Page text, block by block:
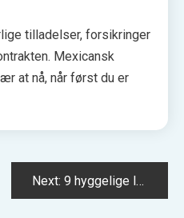
tilladelser, forsikringer
Mexicansk
at nå, når først du er
Next: 9 hyggelige landsbyer langs kysten i Normandiet